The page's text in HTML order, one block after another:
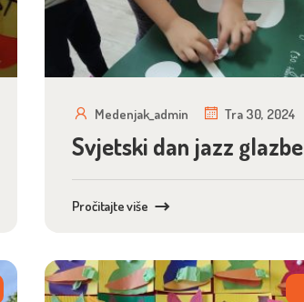
Medenjak_admin Tra 30, 2024
Svjetski dan jazz glazbe
Pročitajte više